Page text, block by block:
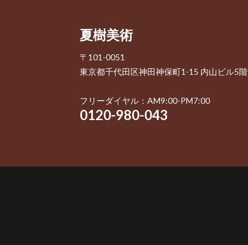
夏樹美術
〒101-0051
東京都千代田区神田神保町1-15 内山ビル5階
フリーダイヤル：AM9:00-PM7:00
0120-980-043